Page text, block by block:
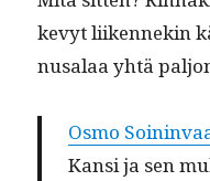
kevyt liiken­nekin
nusalaa yhtä
Osmo
Kan­si ja sen